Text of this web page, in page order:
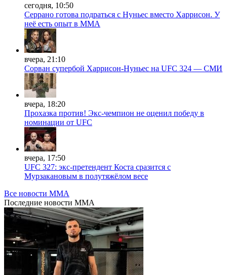
сегодня, 10:50
Серрано готова подраться с Нуньес вместо Харрисон. У
неё есть опыт в ММА
вчера, 21:10
Сорван супербой Харрисон-Нуньес на UFC 324 — СМИ
вчера, 18:20
Прохазка против! Экс-чемпион не оценил победу в
номинации от UFC
вчера, 17:50
UFC 327: экс-претендент Коста сразится с
Мурзакановым в полутяжёлом весе
Все новости MMA
Последние новости MMA